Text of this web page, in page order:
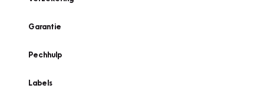
Garantie
Pechhulp
Labels